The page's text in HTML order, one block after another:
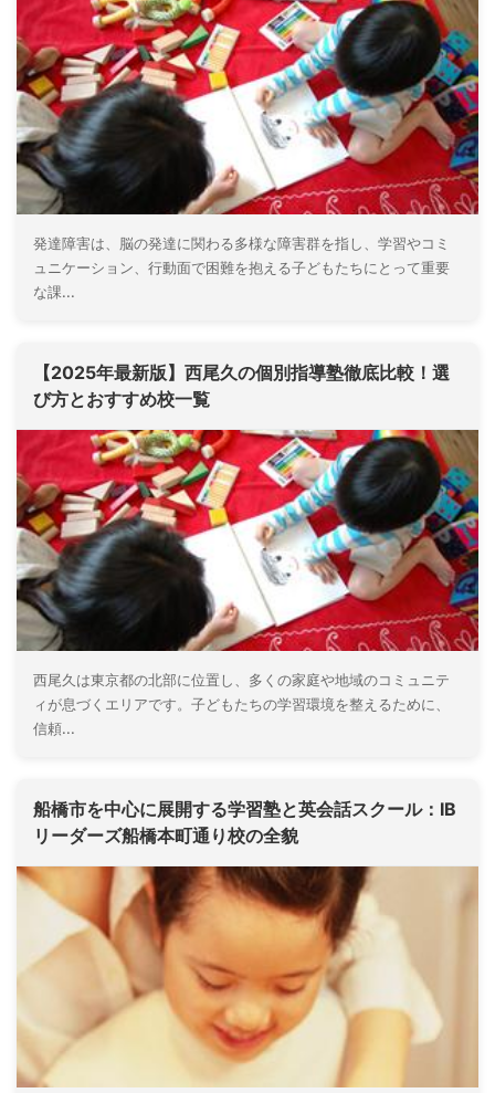
発達障害は、脳の発達に関わる多様な障害群を指し、学習やコミ
ュニケーション、行動面で困難を抱える子どもたちにとって重要
な課...
【2025年最新版】西尾久の個別指導塾徹底比較！選
び方とおすすめ校一覧
西尾久は東京都の北部に位置し、多くの家庭や地域のコミュニテ
ィが息づくエリアです。子どもたちの学習環境を整えるために、
信頼...
船橋市を中心に展開する学習塾と英会話スクール：IB
リーダーズ船橋本町通り校の全貌